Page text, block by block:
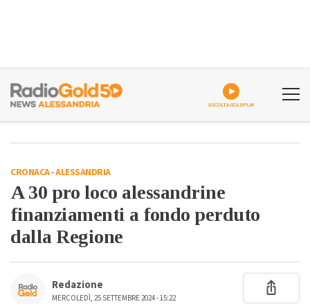
ASCOLTA GOLDPLAY
CRONACA-ALESSANDRIA
A 30 pro loco alessandrine
finanziamenti a fondo perduto
dalla Regione
Redazione
MERCOLEDÌ, 25 SETTEMBRE 2024 - 15:22